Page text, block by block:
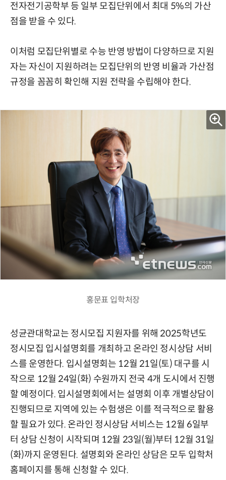
전자전기공학부 등 일부 모집단위에서 최대 5%의 가산
점을 받을 수 있다.
이처럼 모집단위별로 수능 반영 방법이 다양하므로 지원
자는 자신이 지원하려는 모집단위의 반영 비율과 가산점
규정을 꼼꼼히 확인해 지원 전략을 수립해야 한다.
홍문표 입학처장
성균관대학교는 정시모집 지원자를 위해 2025학년도
정시모집 입시설명회를 개최하고 온라인 정시상담 서비
스를 운영한다. 입시설명회는 12월 21일(토) 대구를 시
작으로 12월 24일(화) 수원까지 전국 4개 도시에서 진행
할 예정이다. 입시설명회에서는 설명회 이후 개별상담이
진행되므로 지역에 있는 수험생은 이를 적극적으로 활용
할 필요가 있다. 온라인 정시상담 서비스는 12월 6일부
터 상담 신청이 시작되며 12월 23일(월)부터 12월 31일
(화)까지 운영된다. 설명회와 온라인 상담은 모두 입학처
홈페이지를 통해 신청할 수 있다.